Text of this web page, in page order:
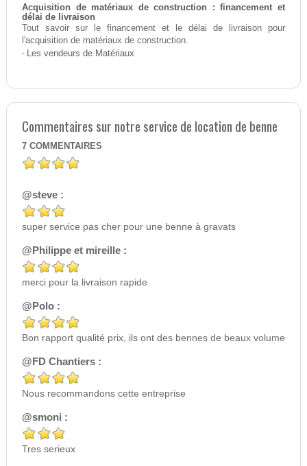
Acquisition de matériaux de construction : financement et
délai de livraison
Tout savoir sur le financement et le délai de livraison pour
l'acquisition de matériaux de construction.
- Les vendeurs de Matériaux
Commentaires sur notre service de location de benne
7 COMMENTAIRES
@steve :
super service pas cher pour une benne à gravats
@Philippe et mireille :
merci pour la livraison rapide
@Polo :
Bon rapport qualité prix, ils ont des bennes de beaux volume
@FD Chantiers :
Nous recommandons cette entreprise
@smoni :
Tres serieux